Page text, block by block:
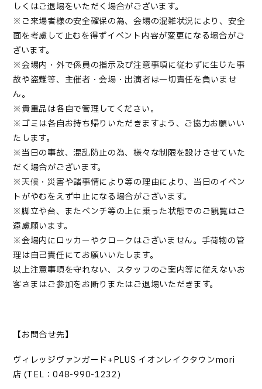
しくはご退場をいただく場合がございます。
※ご来場者様の安全確保の為、会場の混雑状況により、安全
面を考慮して止むを得ずイベント内容が変更になる場合がご
ざいます。
※会場内・外で係員の指示及び注意事項に従わずに生じた事
故や盗難等、主催者・会場・出演者は一切責任を負いませ
ん。
※貴重品は各自で管理してください。
※ゴミは各自お持ち帰りいただきますよう、ご協力お願いい
たします。
※当日の事故、混乱防止の為、様々な制限を設けさせていた
だく場合がございます。
※天候・災害や諸事情により等の理由により、当日のイベン
トがやむをえず中止になる場合がございます。
※脚立や台、またベンチ等の上に乗った状態でのご観覧はご
遠慮願います。
※会場内にロッカーやクロークはございません。手荷物の管
理は自己責任にてお願いいたします。
以上注意事項を守れない、スタッフのご案内等に従えないお
客さまはご参加をお断りまたはご退場いただきます。
【お問合せ先】
ヴィレッジヴァンガード+PLUS イオンレイクタウンmori
店 (TEL ：048-990-1232)